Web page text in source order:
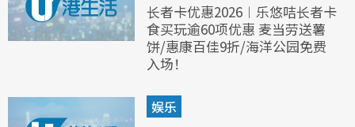
长者卡优惠2026︱乐悠咭长者卡
食买玩逾60项优惠 麦当劳送薯
饼/惠康百佳9折/海洋公园免费
入场！
娱乐